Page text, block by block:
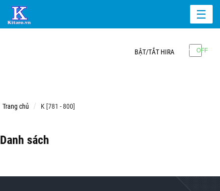
☰
BẬT/TẮT HIRA
Trang chủ K [781 - 800]
Danh sách